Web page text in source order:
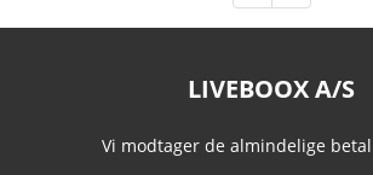
LIVEBOOX A/S
Vi modtager de almindelige